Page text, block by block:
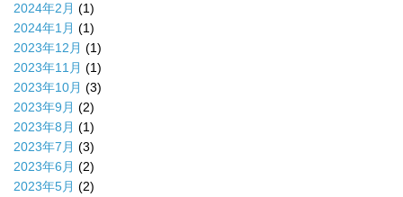
2024年2月 (1)
2024年1月 (1)
2023年12月 (1)
2023年11月 (1)
2023年10月 (3)
2023年9月 (2)
2023年8月 (1)
2023年7月 (3)
2023年6月 (2)
2023年5月 (2)